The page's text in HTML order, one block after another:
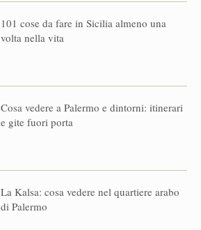
101 cose da fare in Sicilia almeno una
volta nella vita
Cosa vedere a Palermo e dintorni: itinerari
e gite fuori porta
La Kalsa: cosa vedere nel quartiere arabo
di Palermo